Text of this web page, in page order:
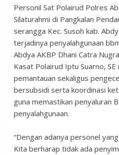
Personil Sat Polairud Polres
Silaturahmi di Pangkalan
serangga Kec. Susoh kab.
terjadinya penyalahgunaan
Abdya AKBP Dhani Catra
Kasat Polairud Iptu Suarno,
pemantauan sekaligus
bersubsidi serta koordinasi
guna memastikan penyaluran
penyalahgunaan.
“Dengan adanya personel
Kita berharap tidak ada